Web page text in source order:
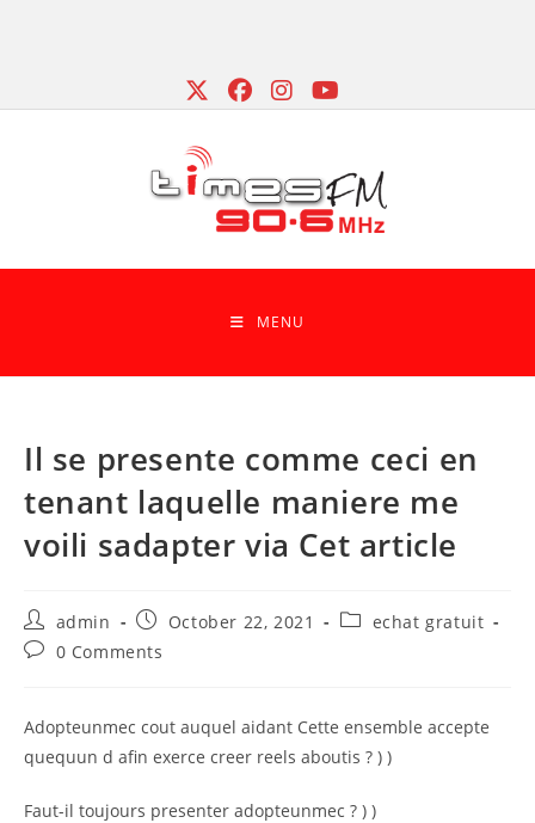
MENU
Il se presente comme ceci en
tenant laquelle maniere me
voili sadapter via Cet article
Post
author:
admin
Post
published:
October 22, 2021
Postechat gratuit
Post0 Comments
Adopteunmec cout auquel aidant Cette ensemble accepte
quequun d afin exerce creer reels aboutis ? ) )
Faut-il toujours presenter adopteunmec ? ) )